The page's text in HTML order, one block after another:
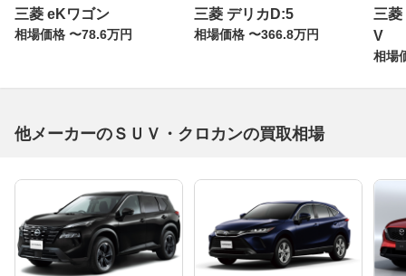
三菱 eKワゴン
相場価格 〜78.6万円
三菱 デリカD:5
相場価格 〜366.8万円
三
V
相場
他メーカーのＳＵＶ・クロカンの買取相場